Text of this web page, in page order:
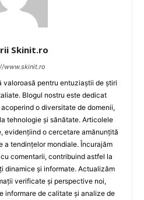
Skinit.ro
www.skinit.ro
valoroasă pentru entuziaștii de știri
Blogul nostru este dedicat
o diversitate de domenii,
tehnologie și sănătate. Articolele
evidențiind o cercetare amănunțită
a tendințelor mondiale. Încurajăm
comentarii, contribuind astfel la
dinamice și informate. Actualizăm
verificate și perspective noi,
informare de calitate și analize de